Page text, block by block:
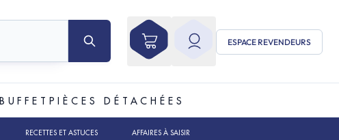
ESPACE REVENDEURS
BUFFET PIÈCES DÉTACHÉES
RECETTES ET ASTUCES AFFAIRES À SAISIR